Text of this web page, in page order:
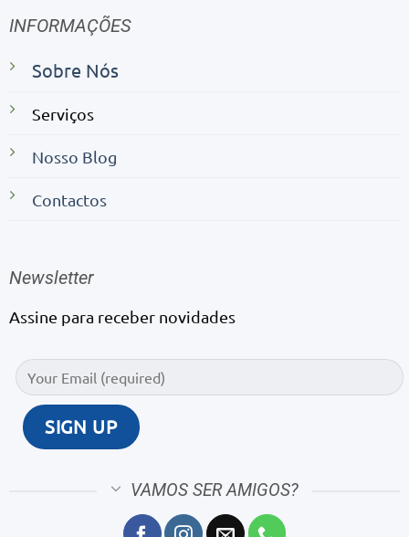
INFORMAÇÕES
Sobre Nós
Serviços
Nosso Blog
Contactos
Newsletter
Assine para receber novidades
VAMOS SER AMIGOS?